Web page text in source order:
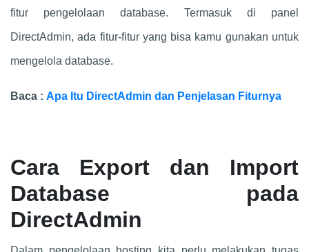
fitur pengelolaan database. Termasuk di panel
DirectAdmin, ada fitur-fitur yang bisa kamu gunakan untuk
mengelola database.
Baca : Apa Itu DirectAdmin dan Penjelasan Fiturnya
Cara Export dan Import
Database pada
DirectAdmin